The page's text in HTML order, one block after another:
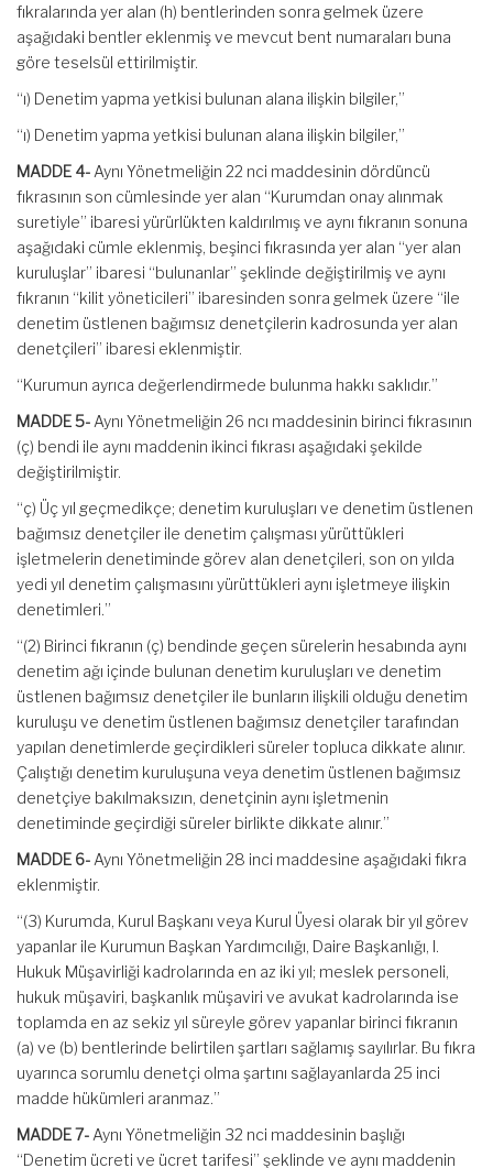
fıkralarında yer alan (h) bentlerinden sonra gelmek üzere
aşağıdaki bentler eklenmiş ve mevcut bent numaraları buna
göre teselsül ettirilmiştir.
“ı) Denetim yapma yetkisi bulunan alana ilişkin bilgiler,”
“ı) Denetim yapma yetkisi bulunan alana ilişkin bilgiler,”
MADDE 4- Aynı Yönetmeliğin 22 nci maddesinin dördüncü
fıkrasının son cümlesinde yer alan “Kurumdan onay alınmak
suretiyle” ibaresi yürürlükten kaldırılmış ve aynı fıkranın sonuna
aşağıdaki cümle eklenmiş, beşinci fıkrasında yer alan “yer alan
kuruluşlar” ibaresi “bulunanlar” şeklinde değiştirilmiş ve aynı
fıkranın “kilit yöneticileri” ibaresinden sonra gelmek üzere “ile
denetim üstlenen bağımsız denetçilerin kadrosunda yer alan
denetçileri” ibaresi eklenmiştir.
“Kurumun ayrıca değerlendirmede bulunma hakkı saklıdır.”
MADDE 5- Aynı Yönetmeliğin 26 ncı maddesinin birinci fıkrasının
(ç) bendi ile aynı maddenin ikinci fıkrası aşağıdaki şekilde
değiştirilmiştir.
“ç) Üç yıl geçmedikçe; denetim kuruluşları ve denetim üstlenen
bağımsız denetçiler ile denetim çalışması yürüttükleri
işletmelerin denetiminde görev alan denetçileri, son on yılda
yedi yıl denetim çalışmasını yürüttükleri aynı işletmeye ilişkin
denetimleri.”
“(2) Birinci fıkranın (ç) bendinde geçen sürelerin hesabında aynı
denetim ağı içinde bulunan denetim kuruluşları ve denetim
üstlenen bağımsız denetçiler ile bunların ilişkili olduğu denetim
kuruluşu ve denetim üstlenen bağımsız denetçiler tarafından
yapılan denetimlerde geçirdikleri süreler topluca dikkate alınır.
Çalıştığı denetim kuruluşuna veya denetim üstlenen bağımsız
denetçiye bakılmaksızın, denetçinin aynı işletmenin
denetiminde geçirdiği süreler birlikte dikkate alınır.”
MADDE 6- Aynı Yönetmeliğin 28 inci maddesine aşağıdaki fıkra
eklenmiştir.
“(3) Kurumda, Kurul Başkanı veya Kurul Üyesi olarak bir yıl görev
yapanlar ile Kurumun Başkan Yardımcılığı, Daire Başkanlığı, I.
Hukuk Müşavirliği kadrolarında en az iki yıl; meslek personeli,
hukuk müşaviri, başkanlık müşaviri ve avukat kadrolarında ise
toplamda en az sekiz yıl süreyle görev yapanlar birinci fıkranın
(a) ve (b) bentlerinde belirtilen şartları sağlamış sayılırlar. Bu fıkra
uyarınca sorumlu denetçi olma şartını sağlayanlarda 25 inci
madde hükümleri aranmaz.”
MADDE 7- Aynı Yönetmeliğin 32 nci maddesinin başlığı
“Denetim ücreti ve ücret tarifesi” şeklinde ve aynı maddenin